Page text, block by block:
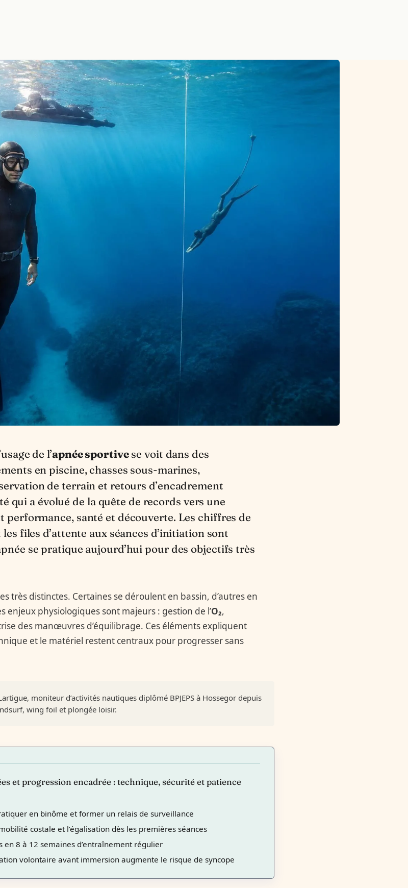
de l’apnée sportivese voit dans des
en piscine, chasses sous-marines,
de terrain et retours d’encadrement
qui a évolué de la quête de records vers une
performance, santé et découverte. Les chiffres de
files d’attente aux séances d’initiation sont
se pratique aujourd’hui pour des objectifs très
très distinctes. Certaines se déroulent en bassin, d’autres en
enjeux physiologiques sont majeurs : gestion de l’O₂,
des manœuvres d’équilibrage. Ces éléments expliquent
et le matériel restent centraux pour progresser sans
moniteur d’activités nautiques diplômé BPJEPS à Hossegor depuis
wing foil et plongée loisir.
et progression encadrée : technique, sécurité et patience
en binôme et former un relais de surveillance
costale et l’égalisation dès les premières séances
en 8 à 12 semaines d’entraînement régulier
volontaire avant immersion augmente le risque de syncope